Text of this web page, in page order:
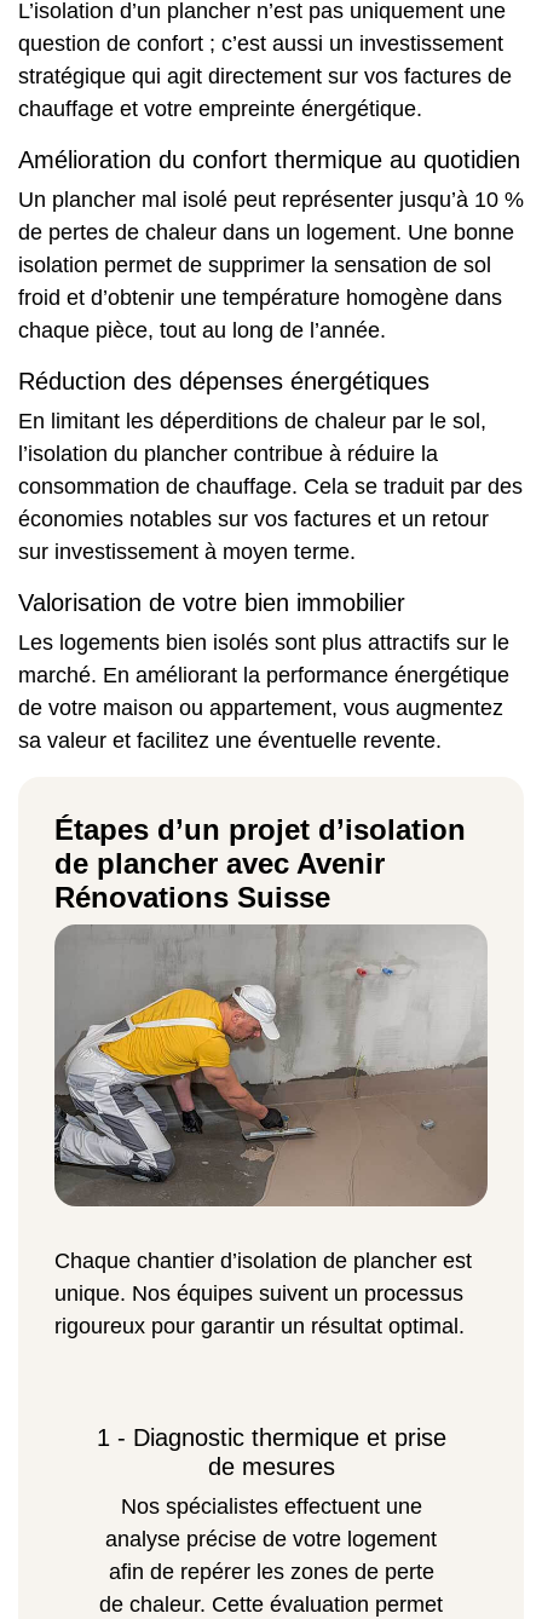
L’isolation d’un plancher n’est pas uniquement une
question de confort ; c’est aussi un investissement
stratégique qui agit directement sur vos factures de
chauffage et votre empreinte énergétique.
Amélioration du confort thermique au quotidien
Un plancher mal isolé peut représenter jusqu’à 10 %
de pertes de chaleur dans un logement. Une bonne
isolation permet de supprimer la sensation de sol
froid et d’obtenir une température homogène dans
chaque pièce, tout au long de l’année.
Réduction des dépenses énergétiques
En limitant les déperditions de chaleur par le sol,
l’isolation du plancher contribue à réduire la
consommation de chauffage. Cela se traduit par des
économies notables sur vos factures et un retour
sur investissement à moyen terme.
Valorisation de votre bien immobilier
Les logements bien isolés sont plus attractifs sur le
marché. En améliorant la performance énergétique
de votre maison ou appartement, vous augmentez
sa valeur et facilitez une éventuelle revente.
Étapes d’un projet d’isolation
de plancher avec Avenir
Rénovations Suisse
Chaque chantier d’isolation de plancher est
unique. Nos équipes suivent un processus
rigoureux pour garantir un résultat optimal.
1 - Diagnostic thermique et prise
de mesures
Nos spécialistes effectuent une
analyse précise de votre logement
afin de repérer les zones de perte
de chaleur. Cette évaluation permet